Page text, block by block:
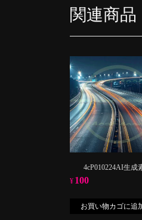
関連商品
4cP010224AI生成
¥ 100
お買い物カゴに追